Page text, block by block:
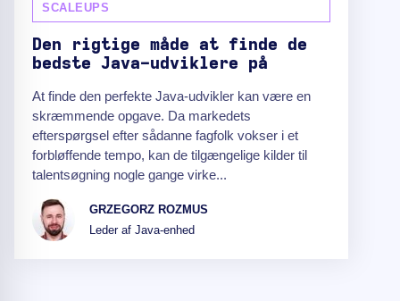
SCALEUPS
Den rigtige måde at finde de
bedste Java-udviklere på
At finde den perfekte Java-udvikler kan være en
skræmmende opgave. Da markedets
efterspørgsel efter sådanne fagfolk vokser i et
forbløffende tempo, kan de tilgængelige kilder til
talentsøgning nogle gange virke...
GRZEGORZ ROZMUS
Leder af Java-enhed